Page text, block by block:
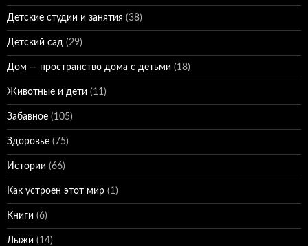
Детские студии и занятия (38)
Детский сад (29)
Дом — пространство дома с детьми (18)
Животные и дети (11)
Забавное (105)
Здоровье (75)
Истории (66)
Как устроен этот мир (1)
Книги (6)
Лыжи (14)